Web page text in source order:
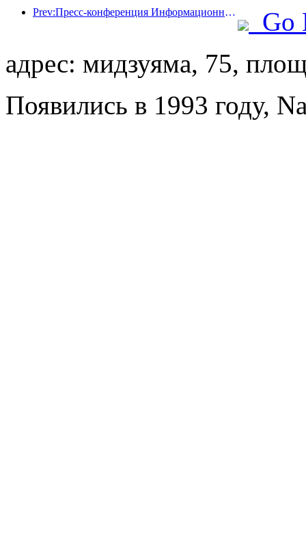
Prev:Пресс-конференция Информационного бюро Госсовета: В настоящее время в моей стране есть 28 пограничных портов, которые могут предоставлять услуги по беспилотному туризму.
Go
адрес: мидзуяма, 75,
Появились в 1993 году,